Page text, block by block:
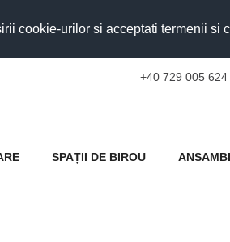
cookie-urilor si acceptati termenii si
+40 729 005 624
SPAȚII DE BIROU